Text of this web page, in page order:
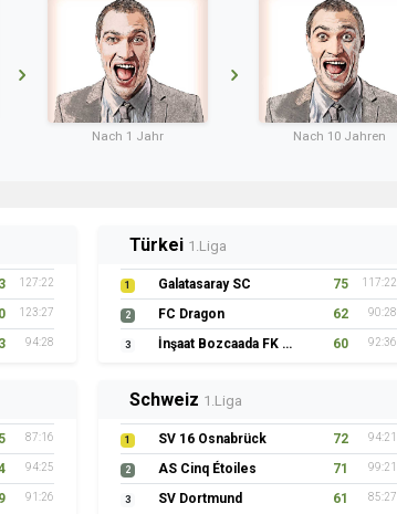
Nach 1 Jahr Nach 10 Jahren
127:22
123:27
94:28
Türkei 1.Liga
1 Galatasaray SC 75 117:22
2 FC Dragon 62 90:28
3 İnşaat Bozcaada FK 1957 60 92:36
87:16
94:25
91:26
Schweiz 1.Liga
1 SV 16 Osnabrück 72 94:21
2 AS Cinq Étoiles 71 99:21
3 SV Dortmund 61 85:27